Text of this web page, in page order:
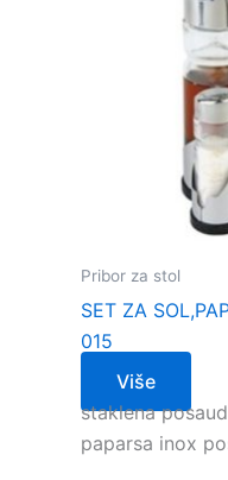
Pribor za stol
SET ZA
015
Više
staklena
paparsa inox